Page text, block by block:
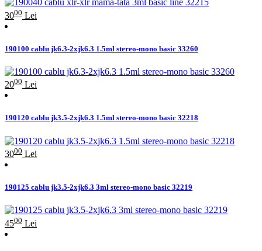
3000 Lei
190100 cablu jk6.3-2xjk6.3 1.5ml stereo-mono basic 33260
2000 Lei
190120 cablu jk3.5-2xjk6.3 1.5ml stereo-mono basic 32218
3000 Lei
190125 cablu jk3.5-2xjk6.3 3ml stereo-mono basic 32219
4500 Lei